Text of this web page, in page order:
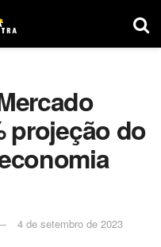
projeção do
4 de setembro de 2023